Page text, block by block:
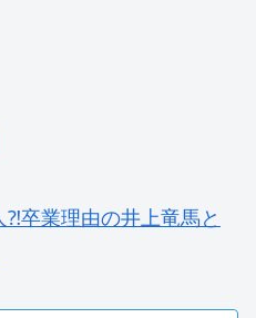
卒業理由の井上竜馬と